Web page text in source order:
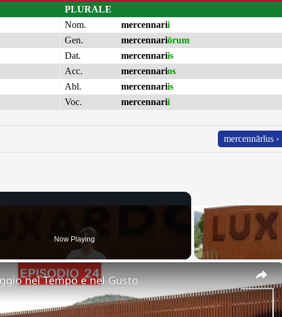
PLURALE
Nom.
mercennarii
Gen.
mercennariōrum
Dat.
mercennariis
Acc.
mercennarios
Abl.
mercennariis
Voc.
mercennarii
mercennārĭus ›
Now Playing
×
nel Tempo e nel Gusto